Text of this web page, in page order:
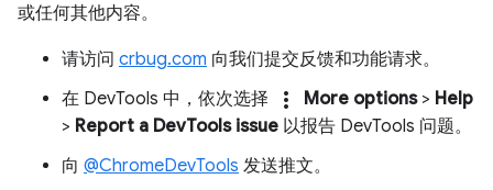
或任何其他内容。
请访问 crbug.com 向我们提交反馈和功能请求。
在 DevTools 中，依次选择
more_vert More options> Help
> Report a DevTools issue 以报告 DevTools 问题。
向 @ChromeDevTools 发送推文。